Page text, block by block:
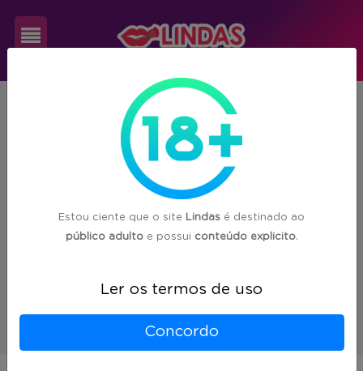
Breves
Nenhuma acompanhante
encontrada em
Breves/PA :(
1
Estou ciente que o site Lindas é destinado ao
público adultoe possui conteúdo explicito.
Ler os termos de uso
Concordo